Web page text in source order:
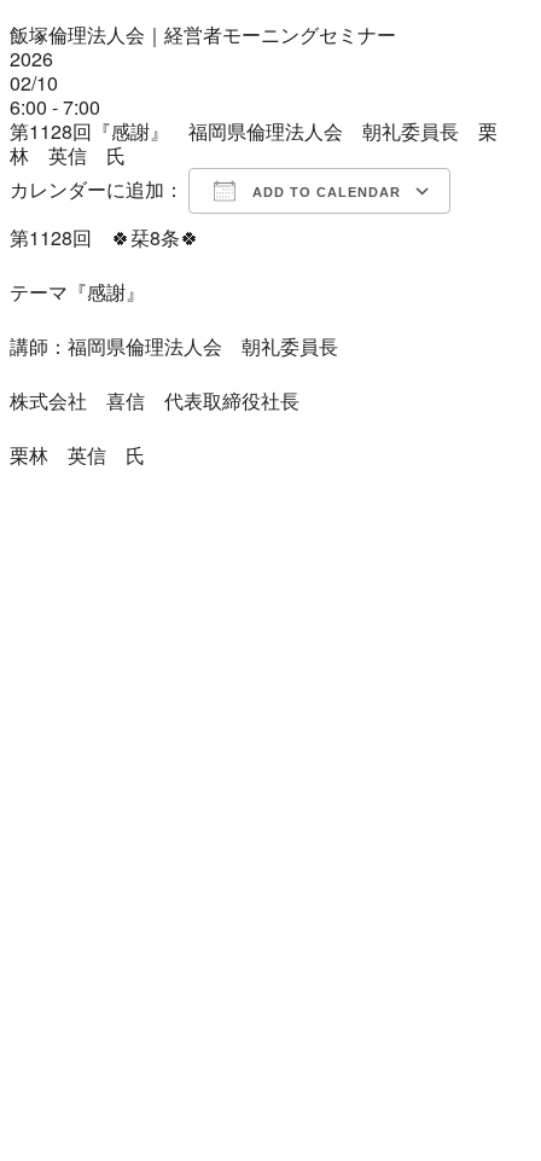
飯塚倫理法人会｜経営者モーニングセミナー
2026
02/10
6:00 - 7:00
第1128回『感謝』 福岡県倫理法人会 朝礼委員長 栗
林 英信 氏
カレンダーに追加：
ADD TO CALENDAR
Download ICSGoogle Calendar
iCalendar
第1128回 🍀栞8条🍀
テーマ『感謝』
講師：福岡県倫理法人会 朝礼委員長
株式会社 喜信 代表取締役社長
栗林 英信 氏